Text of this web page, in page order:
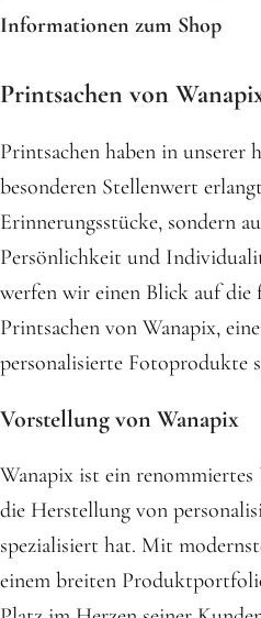
Informationen zum Shop
Printsachen von
Printsachen haben in unserer
besonderen Stellenwert
Erinnerungsstücke, sondern
Persönlichkeit und
werfen wir einen Blick auf die
Printsachen von Wanapix,
personalisierte Fotoprodukte
Vorstellung von Wanapix
Wanapix ist ein renommiertes
die Herstellung von
spezialisiert hat. Mit
einem breiten